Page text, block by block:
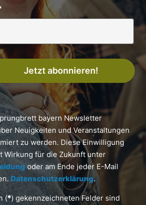
Jetzt abonnieren!
bayern Newsletter
Neuigkeiten und Veranstaltungen
zu werden. Diese Einwilligung
Wirkung für die Zukunft unter
oder am Ende jeder E-Mail
Datenschutzerklärung.
(*) gekennzeichneten Felder sind